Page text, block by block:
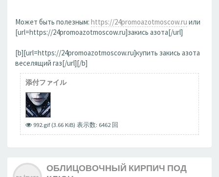
Может быть полезным: https://24promoazotmoscow.ru или
[url=https://24promoazotmoscow.ru]закись азота[/url]
[b][url=https://24promoazotmoscow.ru]купить закись азота
веселящий газ[/url][/b]
添付ファイル
992.gif (3.66 KiB) 表示数: 6462 回
ОБЛИЦОВОЧНЫЙ КИРПИЧ ПОД